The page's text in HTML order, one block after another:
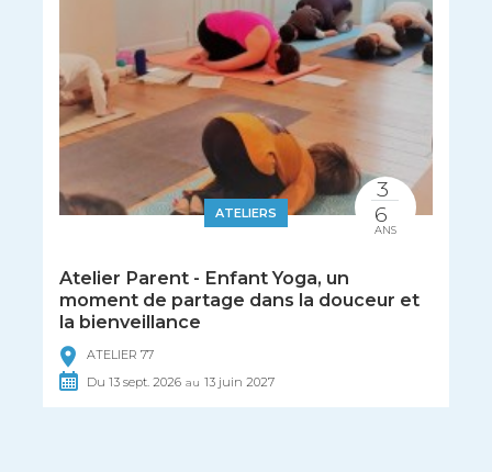
ATELIERS
Atelier Parent - Enfant Yoga, un
moment de partage dans la douceur et
la bienveillance
ATELIER 77
Du13sept. 2026 au 13 juin 2027
3
6
ANS